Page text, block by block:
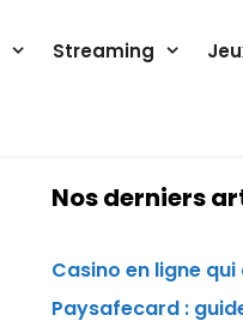
Streaming
Nos derniers
Casino en ligne
Paysafecard :